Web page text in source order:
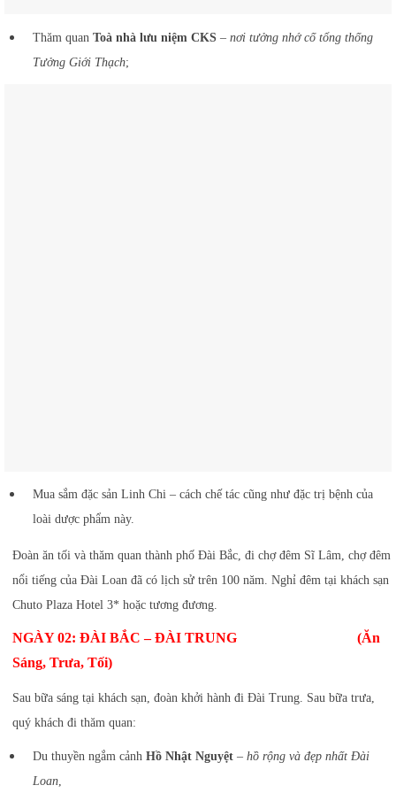
Thăm quan Toà nhà lưu niệm CKS–nơi tưởng nhớ cố tổng thống
Tưởng Giới Thạch;
Mua sắm đặc sản Linh Chi – cách chế tác cũng như đặc trị bệnh của
loài dược phẩm này.
Đoàn ăn tối và thăm quan thành phố Đài Bắc, đi chợ đêm Sĩ Lâm, chợ đêm
nổi tiếng của Đài Loan đã có lịch sử trên 100 năm. Nghỉ đêm tại khách sạn
Chuto Plaza Hotel 3* hoặc tương đương.
NGÀY 02: ĐÀI BẮC – ĐÀI TRUNG (Ăn
Sáng, Trưa, Tối)
Sau bữa sáng tại khách sạn, đoàn khởi hành đi Đài Trung. Sau bữa trưa,
quý khách đi thăm quan:
Du thuyền ngắm cảnh Hồ Nhật Nguyệt– hồ rộng và đẹp nhất Đài
Loan,